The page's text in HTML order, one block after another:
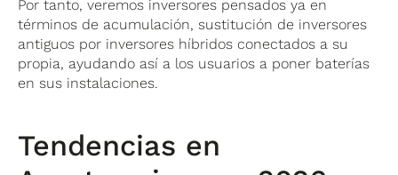
Por tanto, veremos inversores pensados ya en
términos de acumulación, sustitución de inversores
antiguos por inversores híbridos conectados a su
propia, ayudando así a los usuarios a poner baterías
en sus instalaciones.
Tendencias en